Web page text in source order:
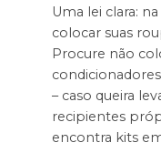
Uma lei clara:
colocar suas
Procure não
– caso queira
recipientes
encontra kits